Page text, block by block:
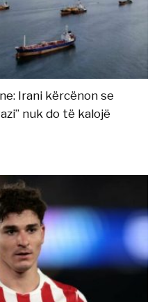
Irani kërcënon se
nuk do të kalojë